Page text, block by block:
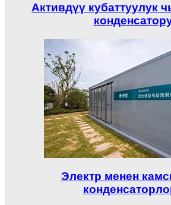
Активдүү кубаттуулук
Электр менен